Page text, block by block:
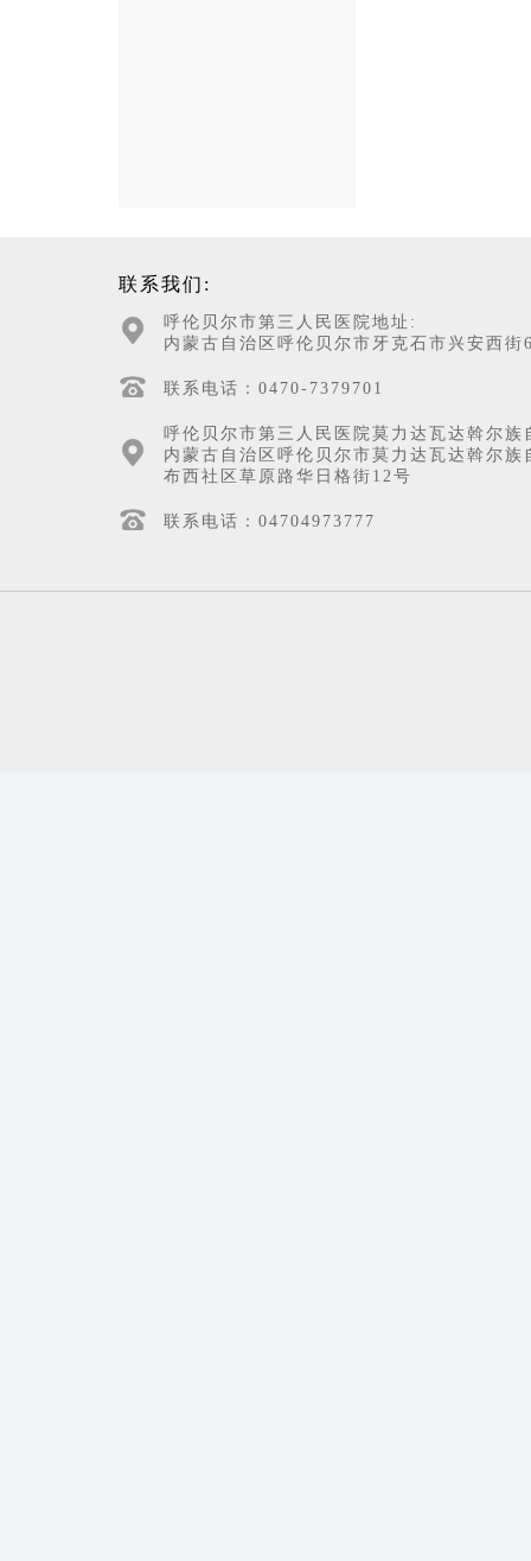
联系我们:
呼伦贝尔市第三人民医院地址:
内蒙古自治区呼伦贝尔市牙克石市兴安西街
联系电话：0470-7379701
呼伦贝尔市第三人民医院莫力达瓦达斡尔
内蒙古自治区呼伦贝尔市莫力达瓦达斡尔族
布西社区草原路华日格街12号
联系电话：04704973777